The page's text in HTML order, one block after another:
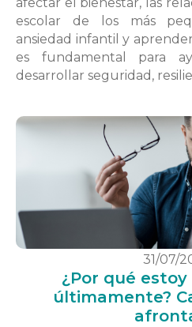
escolar de los más
ansiedad infantil y
es fundamental para
desarrollar seguridad,
31/07/
¿Por qué
últimamente?